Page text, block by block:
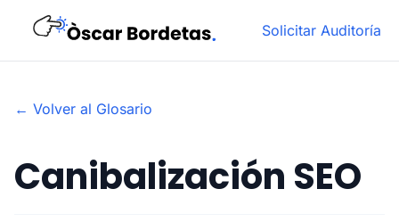
Solicitar Auditoría
← Volver al Glosario
Canibalización SEO